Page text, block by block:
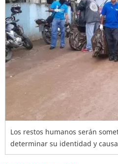
Los restos humanos serán
determinar su identidad y